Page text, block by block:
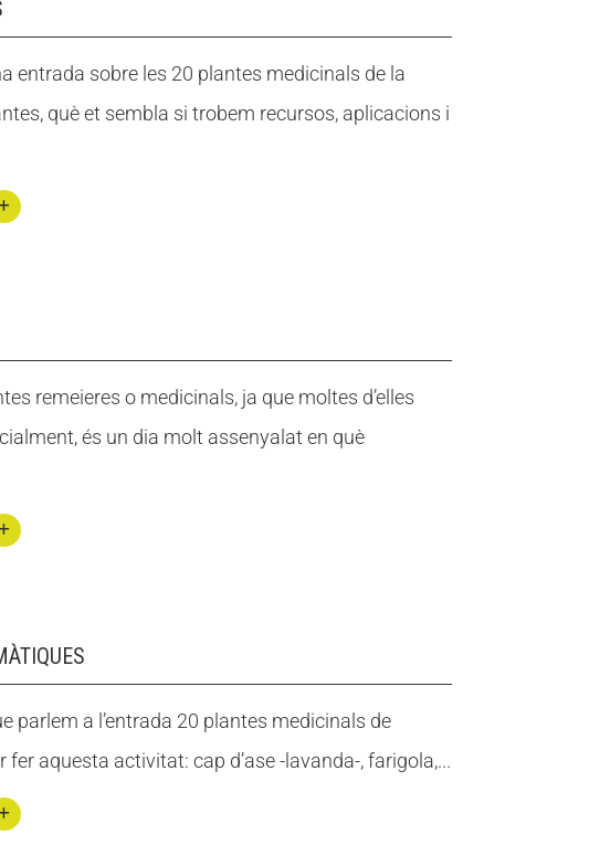
entrada sobre les 20 plantes medicinals de la
què et sembla si trobem recursos, aplicacions i
es
remeieres o medicinals, ja que moltes d’elles
és un dia molt assenyalat en què
parlem a l’entrada 20 plantes medicinals de
aquesta activitat: cap d’ase -lavanda-, farigola,...
Treballa amb nosaltres
Treballa amb nosaltres